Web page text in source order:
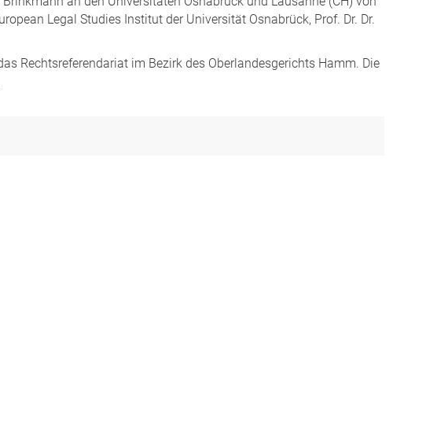
Legal Studies Institut der Universität Osnabrück, Prof. Dr. Dr.
Rechtsreferendariat im Bezirk des Oberlandesgerichts Hamm. Die